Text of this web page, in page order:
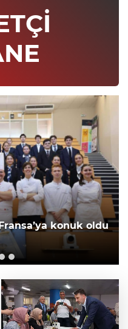
konuk oldu